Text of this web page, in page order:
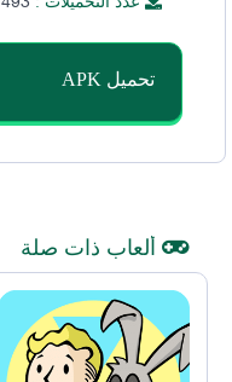
تحميل APK
ألعاب ذات صلة